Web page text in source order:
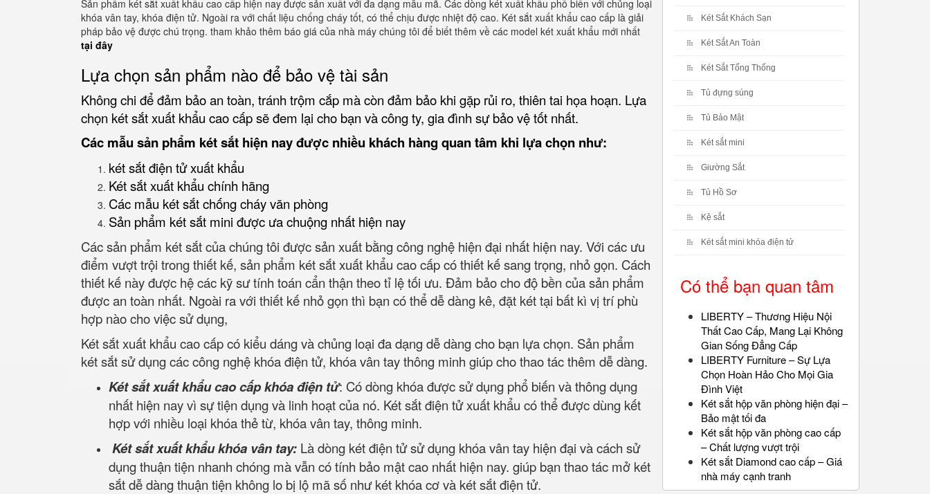
Sản phẩm két sắt xuất khẩu cao cấp hiện nay được sản xuất với đa dạng mẫu mã. Các dòng két xuất khẩu phổ biến với chủng loại
khóa vân tay, khóa điện tử. Ngoài ra với chất liệu chống cháy tốt, có thể chịu được nhiệt độ cao. Két sắt xuất khẩu cao cấp là giải
pháp bảo vệ được chú trọng. tham khảo thêm báo giá của nhà máy chúng tôi để biết thêm về các model két xuất khẩu mới nhất
tại đây
Lựa chọn sản phẩm nào để bảo vệ tài sản
Không chi để đảm bảo an toàn, tránh trộm cắp mà còn đảm bảo khi gặp rủi ro, thiên tai họa hoạn. Lựa
chọn két sắt xuất khẩu cao cấp sẽ đem lại cho bạn và công ty, gia đình sự bảo vệ tốt nhất.
Các mẫu sản phẩm két sắt hiện nay được nhiều khách hàng quan tâm khi lựa chọn như:
két sắt điện tử xuất khẩu
Két sắt xuất khẩu chính hãng
Các mẫu két sắt chống cháy văn phòng
Sản phẩm két sắt mini được ưa chuộng nhất hiện nay
Các sản phẩm két sắt của chúng tôi được sản xuất bằng công nghệ hiện đại nhất hiện nay. Với các ưu
điểm vượt trội trong thiết kế, sản phẩm két sắt xuất khẩu cao cấp có thiết kế sang trọng, nhỏ gọn. Cách
thiết kế này được hệ các kỹ sư tính toán cẩn thận theo tỉ lệ tối ưu. Đảm bảo cho độ bền của sản phẩm
được an toàn nhất. Ngoài ra với thiết kế nhỏ gọn thì bạn có thể dễ dàng kê, đặt két tại bất kì vị trí phù
hợp nào cho việc sử dụng,
Két sắt xuất khẩu cao cấp có kiểu dáng và chủng loại đa dạng dễ dàng cho bạn lựa chọn. Sản phẩm
két sắt sử dụng các công nghệ khóa điện tử, khóa vân tay thông minh giúp cho thao tác thêm dễ dàng.
Két sắt xuất khẩu cao cấp khóa điện tử: Có dòng khóa được sử dụng phổ biến và thông dụng
nhất hiện nay vì sự tiện dụng và linh hoạt của nó. Két sắt điện tử xuất khẩu có thể được dùng kết
hợp với nhiều loại khóa thẻ từ, khóa vân tay, thông minh.
Két sắt xuất khẩu khóa vân tay: Là dòng két điện tử sử dụng khóa vân tay hiện đại và cách sử
dụng thuận tiện nhanh chóng mà vẫn có tính bảo mật cao nhất hiện nay. giúp bạn thao tác mở két
sắt dễ dàng thuận tiện không lo bị lộ mã số như két khóa cơ và két sắt điện tử.
Két Sắt Khách Sạn
Két Sắt An Toàn
Két Sắt Tổng Thống
Tủ đựng súng
Tủ Bảo Mật
Két sắt mini
Giường Sắt
Tủ Hồ Sơ
Kệ sắt
Két sắt mini khóa điện tử
Có thể bạn quan tâm
LIBERTY – Thương Hiệu Nội
Thất Cao Cấp, Mang Lại Không
Gian Sống Đẳng Cấp
LIBERTY Furniture – Sự Lựa
Chọn Hoàn Hảo Cho Mọi Gia
Đình Việt
Két sắt hộp văn phòng hiện đại –
Bảo mật tối đa
Két sắt hộp văn phòng cao cấp
– Chất lượng vượt trội
Két sắt Diamond cao cấp – Giá
nhà máy cạnh tranh